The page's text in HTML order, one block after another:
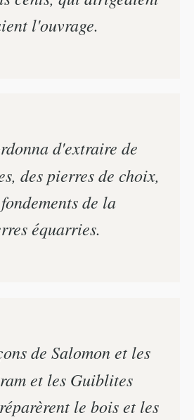
l'ouvrage.
d'extraire de
des pierres de choix,
de la
équarries.
de Salomon et les
et les Guiblites
le bois et les